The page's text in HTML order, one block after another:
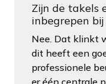
Zijn de takels
inbegrepen
Nee. Dat klinkt
dit heeft een
professionele
er één centrale